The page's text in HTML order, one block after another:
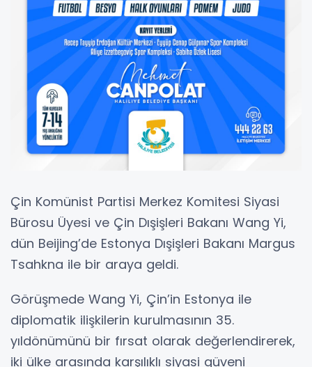
Çin Komünist Partisi Merkez Komitesi Siyasi
Bürosu Üyesi ve Çin Dışişleri Bakanı Wang Yi,
dün Beijing’de Estonya Dışişleri Bakanı Margus
Tsahkna ile bir araya geldi.
Görüşmede Wang Yi, Çin’in Estonya ile
diplomatik ilişkilerin kurulmasının 35.
yıldönümünü bir fırsat olarak değerlendirerek,
iki ülke arasında karşılıklı siyasi güveni